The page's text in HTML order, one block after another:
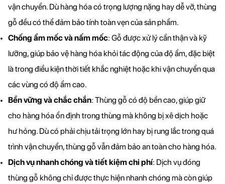
vận chuyển. Dù hàng hóa có trọng lượng nặng hay dễ vỡ, thùng
gỗ đều có thể đảm bảo tính toàn vẹn của sản phẩm.
Chống ẩm mốc và nấm mốc: Gỗ được xử lý cẩn thận và kỹ
lưỡng, giúp bảo vệ hàng hóa khỏi tác động của độ ẩm, đặc biệt
là trong điều kiện thời tiết khắc nghiệt hoặc khi vận chuyển qua
các vùng có độ ẩm cao.
Bền vững và chắc chắn: Thùng gỗ có độ bền cao, giúp giữ
cho hàng hóa ổn định trong thùng mà không bị xê dịch hoặc
hư hỏng. Dù có phải chịu tải trọng lớn hay bị rung lắc trong quá
trình vận chuyển, thùng gỗ vẫn đảm bảo an toàn cho hàng hóa.
Dịch vụ nhanh chóng và tiết kiệm chi phí: Dịch vụ đóng
thùng gỗ không chỉ được thực hiện nhanh chóng mà còn giúp